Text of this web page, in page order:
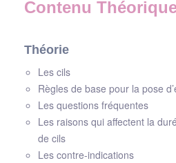
Contenu
Théorie
Les cils
Règles de base pour la pose
Les questions fréquentes
Les raisons qui affectent la
de cils
Les contre-indications